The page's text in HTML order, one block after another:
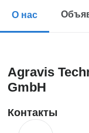
О нас
Agravis
GmbH
Контакты